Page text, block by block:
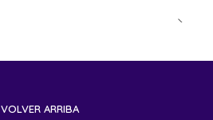
VOLVER ARRIBA